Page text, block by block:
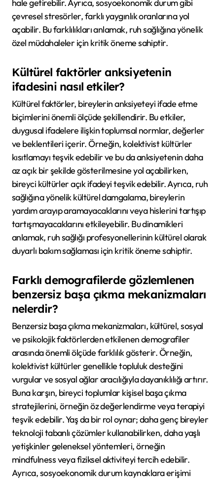
hale getirebilir. Ayrıca, sosyoekonomik durum gibi
çevresel stresörler, farklı yaygınlık oranlarına yol
açabilir. Bu farklılıkları anlamak, ruh sağlığına yönelik
özel müdahaleler için kritik öneme sahiptir.
Kültürel faktörler anksiyetenin
ifadesini nasıl etkiler?
Kültürel faktörler, bireylerin anksiyeteyi ifade etme
biçimlerini önemli ölçüde şekillendirir. Bu etkiler,
duygusal ifadelere ilişkin toplumsal normlar, değerler
ve beklentileri içerir. Örneğin, kolektivist kültürler
kısıtlamayı teşvik edebilir ve bu da anksiyetenin daha
az açık bir şekilde gösterilmesine yol açabilirken,
bireyci kültürler açık ifadeyi teşvik edebilir. Ayrıca, ruh
sağlığına yönelik kültürel damgalama, bireylerin
yardım arayıp aramayacaklarını veya hislerini tartışıp
tartışmayacaklarını etkileyebilir. Bu dinamikleri
anlamak, ruh sağlığı profesyonellerinin kültürel olarak
duyarlı bakım sağlaması için kritik öneme sahiptir.
Farklı demografilerde gözlemlenen
benzersiz başa çıkma mekanizmaları
nelerdir?
Benzersiz başa çıkma mekanizmaları, kültürel, sosyal
ve psikolojik faktörlerden etkilenen demografiler
arasında önemli ölçüde farklılık gösterir. Örneğin,
kolektivist kültürler genellikle topluluk desteğini
vurgular ve sosyal ağlar aracılığıyla dayanıklılığı artırır.
Buna karşın, bireyci toplumlar kişisel başa çıkma
stratejilerini, örneğin öz değerlendirme veya terapiyi
teşvik edebilir. Yaş da bir rol oynar; daha genç bireyler
teknoloji tabanlı çözümler kullanabilirken, daha yaşlı
yetişkinler geleneksel yöntemleri, örneğin
mindfulness veya fiziksel aktiviteyi tercih edebilir.
Ayrıca, sosyoekonomik durum kaynaklara erişimi